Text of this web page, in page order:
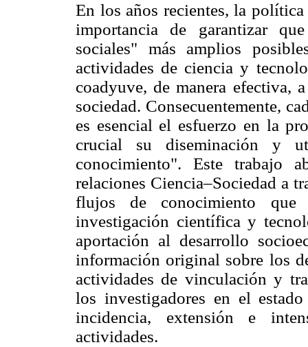
En los años recientes, la
importancia de garantizar
sociales" más amplios
actividades de ciencia y
coadyuve, de manera efectiva,
sociedad. Consecuentemente,
es esencial el esfuerzo en la
crucial su diseminación y
conocimiento". Este trabajo
relaciones Ciencia–Sociedad a
flujos de conocimiento que
investigación científica y
aportación al desarrollo
información original sobre los
actividades de vinculación y
los investigadores en el
incidencia, extensión e
actividades.